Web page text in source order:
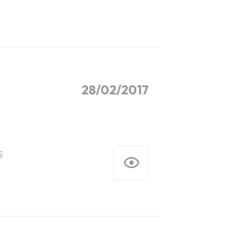
28/02/2017